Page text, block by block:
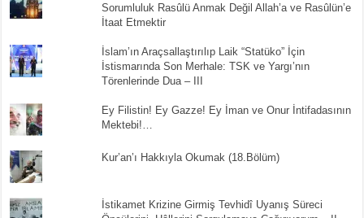
Sorumluluk Rasûlü Anmak Değil Allah’a ve Rasûlün’e
İtaat Etmektir
İslam’ın Araçsallaştırılıp Laik “Statüko” İçin
İstismarında Son Merhale: TSK ve Yargı’nın
Törenlerinde Dua – III
Ey Filistin! Ey Gazze! Ey İman ve Onur İntifadasının
Mektebi!…
Kur’an’ı Hakkıyla Okumak (18.Bölüm)
İstikamet Krizine Girmiş Tevhidî Uyanış Süreci